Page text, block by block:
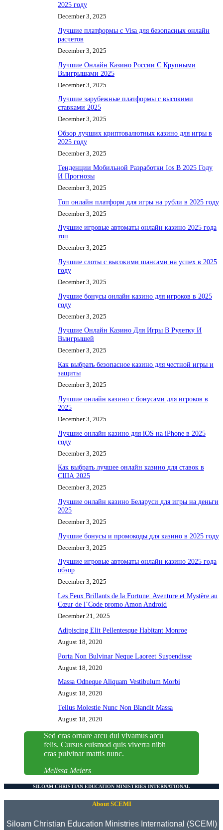
2025 году
December 3, 2025
Лучшие платформы с Visa для безопасных онлайн
расчетов
December 3, 2025
Лучшие Онлайн Казино России С Крупными
Выигрышами 2025
December 3, 2025
Лучшие зарубежные платформы с высокими
ставками 2025
December 3, 2025
Обзор лучших криптовалютных казино для игры в
2025 году
December 3, 2025
Тенденции Мобильной Разработки Ios В 2025 Году
И Прогнозы
December 3, 2025
Топ онлайн платформ для игры на рубли в 2025 году
December 3, 2025
Лучшие игровые автоматы онлайн казино 2025 года
топ
December 3, 2025
Лучшие слоты с высокими шансами на успех в 2025
году
December 3, 2025
Лучшие бонусы онлайн казино для игроков в 2025
году
December 3, 2025
Лучшие Онлайн Казино Для Игры В Рулетку И
Выигрышей
December 3, 2025
Как выбрать безопасное казино для честной игры и
защиты
December 3, 2025
Лучшие онлайн казино с бонусами для игроков в
2025
December 3, 2025
Лучшие онлайн казино для iOS на iPhone в 2025
году
December 3, 2025
Как выбрать лучшее онлайн казино для ставок в
США 2025
December 3, 2025
Лучшие онлайн казино Беларуси для игры на деньги
2025
December 3, 2025
Лучшие бонусы и промокоды для казино в 2025 году
December 3, 2025
Лучшие игровые автоматы онлайн казино 2025 года
обзор
December 3, 2025
Les Feux Brillants de la Fortune: Aventure et Mystère au
Cœur de l’Code promo Amon Android
December 21, 2025
Adipiscing Elit Pellentesque Habitant Monroe
August 18, 2020
Porta Non Bulvinar Neque Laoreet Suspendisse
August 18, 2020
Massa Odneque Aliquam Vestibulum Morbi
August 18, 2020
Tellus Molestie Nunc Non Blandit Massa
August 18, 2020
Sed cras ornare arcu dui vivamus arcu
felis. Cursus euismod quis viverra nibh
cras pulvinar mattis nunc.
Melissa Meiers
SILOAM CHRISTIAN EDUCATION MINISTRIES INTERNATIONAL
About SCEMI
Siloam Christian Education Ministries International (SCEMI)